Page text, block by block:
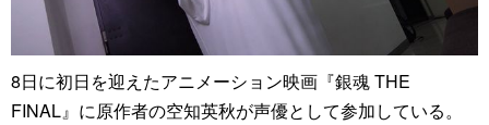
8日に初日を迎えたアニメーション映画『銀魂 THE
FINAL』に原作者の空知英秋が声優として参加している。